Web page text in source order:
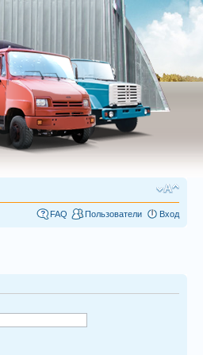
FAQ Пользователи Вход